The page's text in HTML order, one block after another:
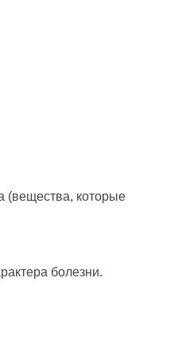
(вещества, которые
болезни.